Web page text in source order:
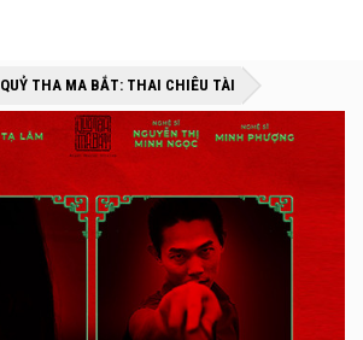
»»
QUỶ THA MA BẮT: THAI CHIÊU TÀI